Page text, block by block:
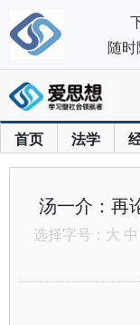
首页 法学
汤一介：再
选择字号： 大 中
随